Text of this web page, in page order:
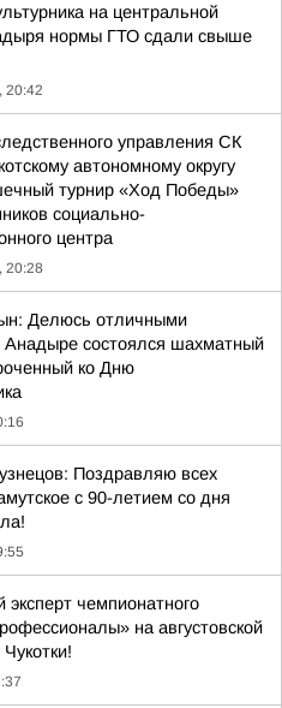
на центральной
нормы ГТО сдали свыше
20:42
управления СК
автономному округу
турнир «Ход Победы»
социально-
центра
20:28
Делюсь отличными
Анадыре состоялся шахматный
ко Дню
Поздравляю всех
с 90-летием со дня
чемпионатного
на августовской